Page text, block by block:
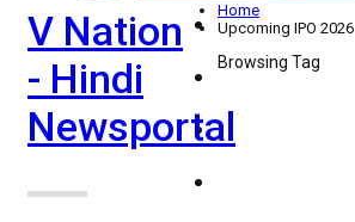
V Nation
- Hindi
Newsportal
विदेश
राज्य
Home
Upcoming IPO 2026
Browsing Tag